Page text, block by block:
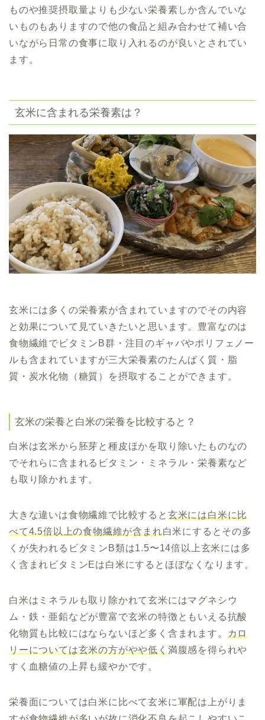
ものや推奨摂取量よりも少ない栄養素しか含んでいな
いものもありますので他の食品と組み合わせて補い合
いながら日常の食事に取り入れるのが良いとされてい
ます。
玄米に含まれる栄養素は？
玄米には多くの栄養素が含まれていますのでその内容
と効果について見ていきたいと思います。豊富なのは
食物繊維でビタミンB群・注目のギャバやポリフェノー
ルも含まれていますが三大栄養素のたんぱく質・脂
質・炭水化物（糖質）を摂取することができます。
玄米の栄養と白米の栄養を比較すると？
白米は玄米から胚芽と種皮ほかを取り除いたものなの
でそれらに含まれるビタミン・ミネラル・栄養素など
も取り除かれます。
大きな違いは食物繊維で比較すると 玄米には白米に比
べて4.5倍以上の食物繊維が含まれ白米にするとその多
くが失われるビタミンB類は1.5〜14倍以上玄米には多
く含まれビタミンEは白米にするとほぼなくなります。
白米はミネラルも取り除かれて玄米にはマグネシウ
ム・鉄・亜鉛などが豊富で玄米の特徴ともいえる抗酸
化物質も比較にはならないほど多く含まれます。
カロ
リーについては玄米の方がやや低く 満腹感を得られや
すく血糖値の上昇も緩やかです。
栄養面については白米に比べて玄米に軍配は上がりま